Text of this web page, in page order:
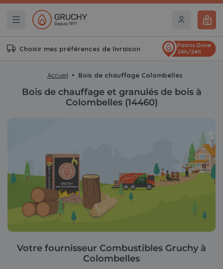
0
Choisir mes préférences de livraison
Points Drive
24h/24h
Accueil Bois de chauffage Colombelles
Bois de chauffage et granulés de bois à
Colombelles (14460)
Votre fournisseur Combustibles Gruchy à
Colombelles